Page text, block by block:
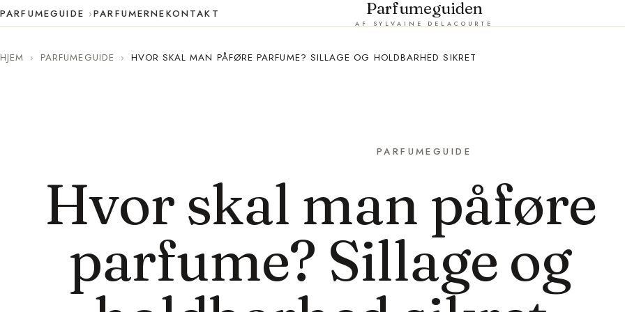
PARFUMEGUIDE PARFUMERNEKONTAKT Parfumeguiden
AF SYLVAINE DELACOURTE
HJEM › PARFUMEGUIDE › HVOR SKAL MAN PÅFØRE PARFUME? SILLAGE OG HOLDBARHED SIKRET
PARFUMEGUIDE
Hvor skal man påføre
parfume? Sillage og